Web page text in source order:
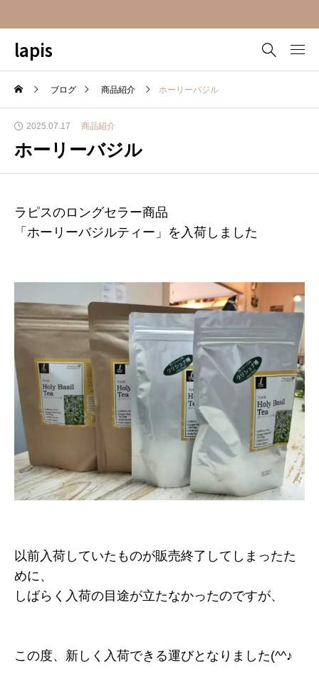
lapis
ブログ 商品紹介 ホーリーバジル
2025.07.17 商品紹介
ホーリーバジル
ラピスのロングセラー商品
「ホーリーバジルティー」を入荷しました
以前入荷していたものが販売終了してしまったた
めに、
しばらく入荷の目途が立たなかったのですが、
この度、新しく入荷できる運びとなりました(^^♪